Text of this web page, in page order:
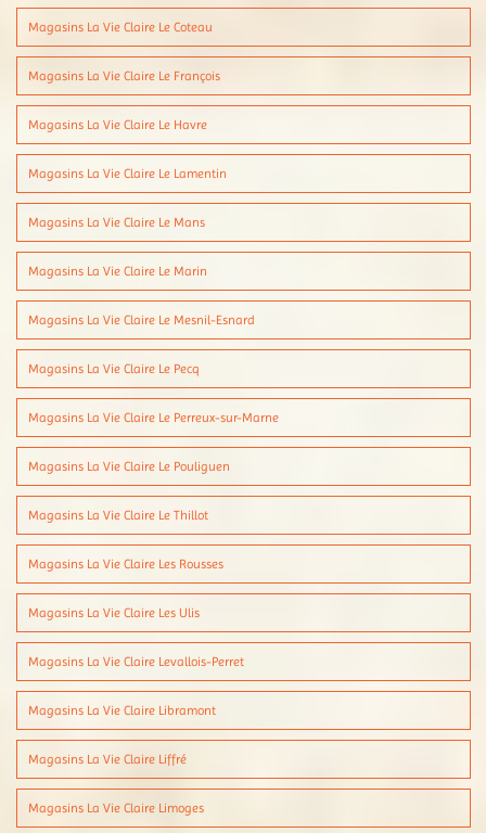
Magasins La Vie Claire Le Coteau
Magasins La Vie Claire Le François
Magasins La Vie Claire Le Havre
Magasins La Vie Claire Le Lamentin
Magasins La Vie Claire Le Mans
Magasins La Vie Claire Le Marin
Magasins La Vie Claire Le Mesnil-Esnard
Magasins La Vie Claire Le Pecq
Magasins La Vie Claire Le Perreux-sur-Marne
Magasins La Vie Claire Le Pouliguen
Magasins La Vie Claire Le Thillot
Magasins La Vie Claire Les Rousses
Magasins La Vie Claire Les Ulis
Magasins La Vie Claire Levallois-Perret
Magasins La Vie Claire Libramont
Magasins La Vie Claire Liffré
Magasins La Vie Claire Limoges